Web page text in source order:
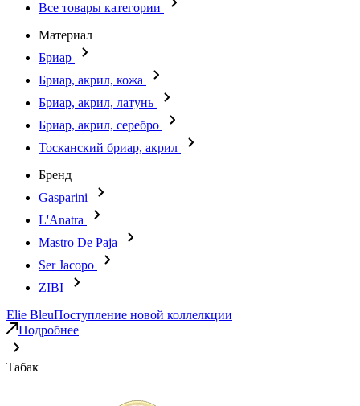
Все товары категории
Материал
Бриар
Бриар, акрил, кожа
Бриар, акрил, латунь
Бриар, акрил, серебро
Тосканский бриар, акрил
Бренд
Gasparini
L'Anatra
Mastro De Paja
Ser Jacopo
ZIBI
Elie BleuПоступление новой коллелкции
Подробнее
Табак